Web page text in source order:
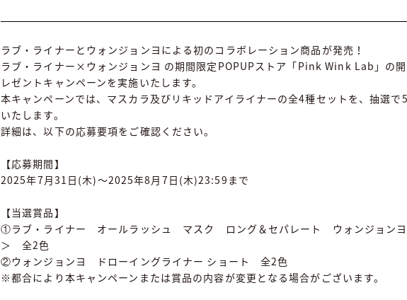
ラブ・ライナーとウォンジョンヨによる初のコラボレーション商品が発売！
ラブ・ライナー×ウォンジョンヨ の期間限定POPUPストア「Pink Wink Lab」の
レゼントキャンペーンを実施いたします。
本キャンペーンでは、マスカラ及びリキッドアイライナーの全4種セットを、抽選で
いたします。
詳細は、以下の応募要項をご確認ください。
【応募期間】
2025年7月31日(木)～2025年8月7日(木)23:59まで
【当選賞品】
①ラブ・ライナー オールラッシュ マスク ロング＆セパレート ウォンジョンヨ
＞ 全2色
②ウォンジョンヨ ドローイングライナー ショート 全2色
※都合により本キャンペーンまたは賞品の内容が変更となる場合がございます。